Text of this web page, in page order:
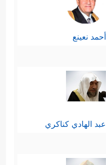
أحمد نعينع
عبد الهادي كناكري